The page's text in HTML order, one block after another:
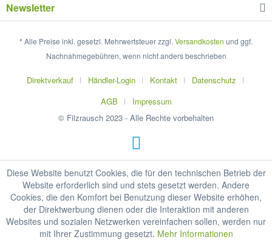
Newsletter
* Alle Preise inkl. gesetzl. Mehrwertsteuer zzgl. Versandkosten und ggf.
Nachnahmegebühren, wenn nicht anders beschrieben
Direktverkauf Händler-Login Kontakt
Datenschutz
AGB
Impressum
© Filzrausch 2023 - Alle Rechte vorbehalten
Diese Website benutzt Cookies, die für den technischen Betrieb der
Website erforderlich sind und stets gesetzt werden. Andere
Cookies, die den Komfort bei Benutzung dieser Website erhöhen,
der Direktwerbung dienen oder die Interaktion mit anderen
Websites und sozialen Netzwerken vereinfachen sollen, werden nur
mit Ihrer Zustimmung gesetzt. Mehr Informationen